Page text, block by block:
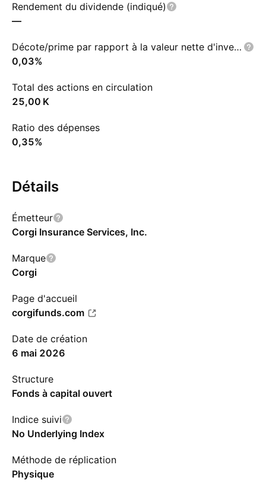
Rendement du dividende (indiqué)
—
Décote/prime par rapport à la valeur nette d'inventaire
0,03%
Total des actions en circulation
‪25,00 K‬
Ratio des dépenses
0,35%
Détails
Émetteur
Corgi Insurance Services, Inc.
Marque
Corgi
Page d'accueil
corgifunds.com
Date de création
6 mai 2026
Structure
Fonds à capital ouvert
Indice suivi
No Underlying Index
Méthode de réplication
Physique